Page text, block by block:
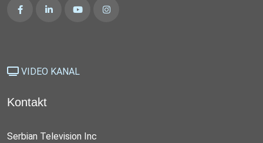
VIDEO KANAL
Kontakt
Serbian Television Inc